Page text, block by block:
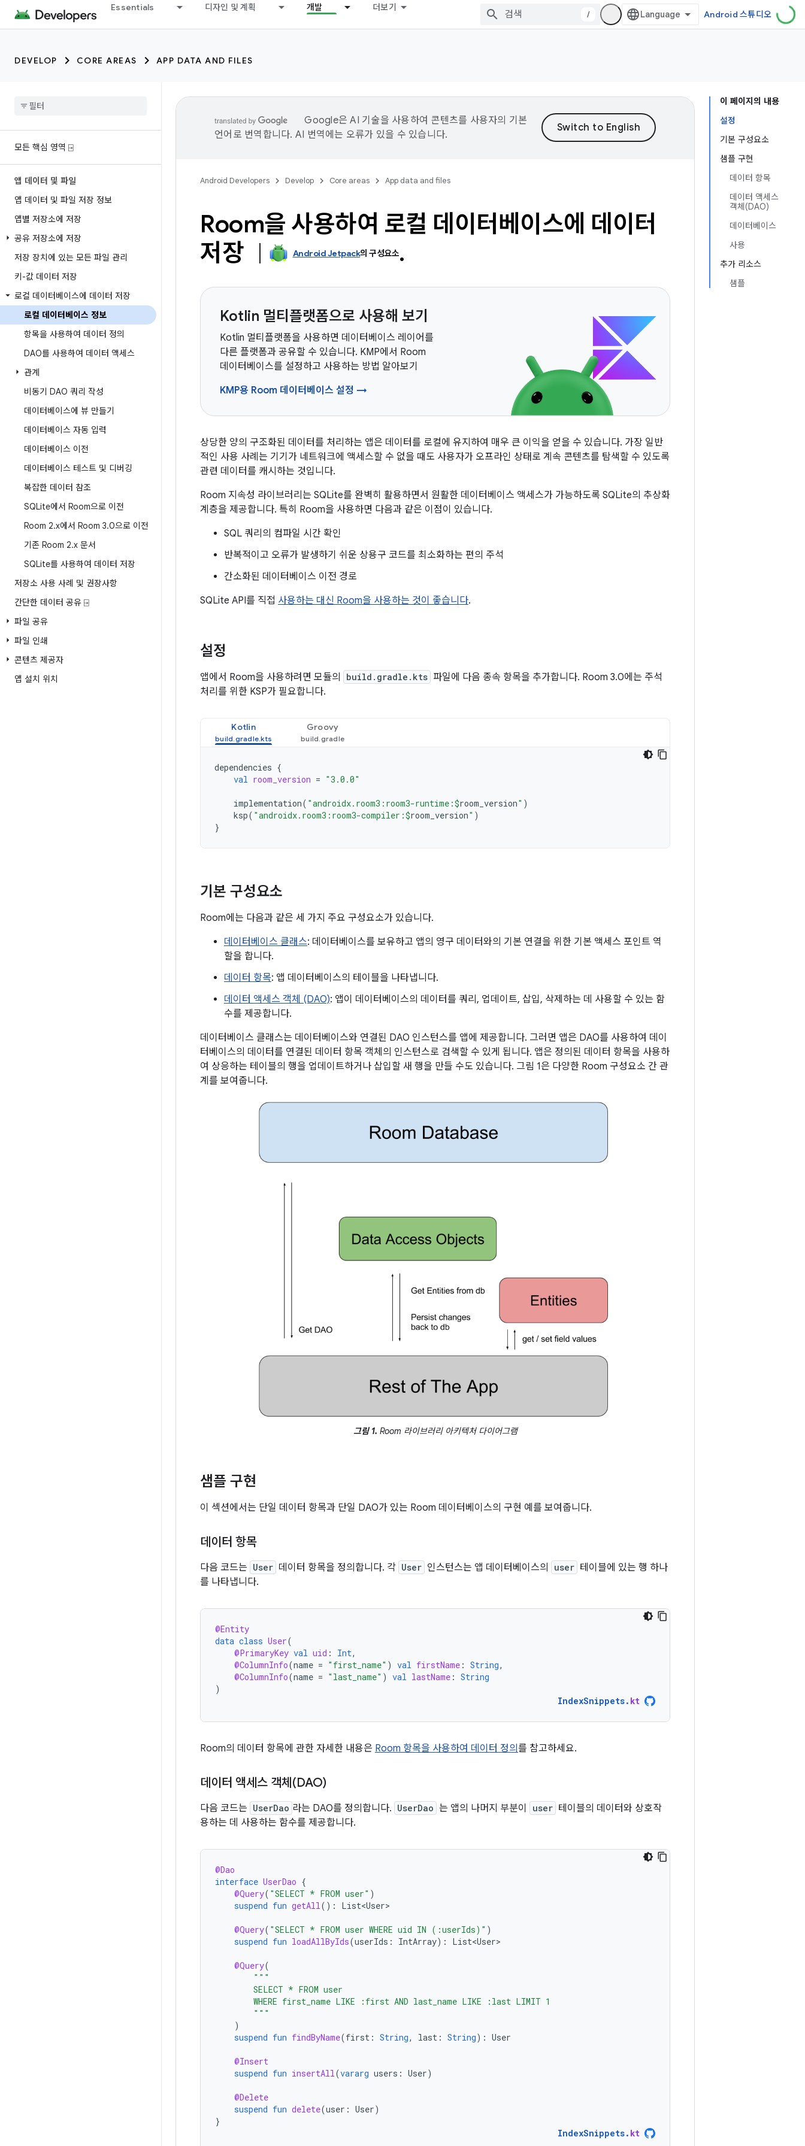
Essentials 디자인 및 계획 개발 더보기
/ Android 스튜디오
DEVELOP CORE AREAS APP DATA AND FILES
모든 핵심 영역 ⍈
앱 데이터 및 파일
앱 데이터 및 파일 저장 정보
앱별 저장소에 저장
공유 저장소에 저장
저장 장치에 있는 모든 파일 관리
키-값 데이터 저장
로컬 데이터베이스에 데이터 저장
로컬 데이터베이스 정보
항목을 사용하여 데이터 정의
DAO를 사용하여 데이터 액세스
관계
비동기 DAO 쿼리 작성
데이터베이스에 뷰 만들기
데이터베이스 자동 입력
데이터베이스 이전
데이터베이스 테스트 및 디버깅
복잡한 데이터 참조
SQLite에서 Room으로 이전
Room 2.x에서 Room 3.0으로 이전
기존 Room 2.x 문서
SQLite를 사용하여 데이터 저장
저장소 사용 사례 및 권장사항
간단한 데이터 공유 ⍈
파일 공유
파일 인쇄
콘텐츠 제공자
앱 설치 위치
이 페이지의 내용
설정
기본 구성요소
샘플 구현
데이터 항목
데이터 액세스
객체(DAO)
데이터베이스
사용
추가 리소스
샘플
Google은 AI 기술을 사용하여 콘텐츠를 사용자의 기본
언어로 번역합니다. AI 번역에는 오류가 있을 수 있습니다.
Android Developers Develop Core areas App data and files
Room을 사용하여 로컬 데이터베이스에 데이터
저장
Android Jetpack의 구성요소.
Kotlin 멀티플랫폼으로 사용해 보기
Kotlin 멀티플랫폼을 사용하면 데이터베이스 레이어를
다른 플랫폼과 공유할 수 있습니다. KMP에서 Room
데이터베이스를 설정하고 사용하는 방법 알아보기
KMP용 Room 데이터베이스 설정 →
상당한 양의 구조화된 데이터를 처리하는 앱은 데이터를 로컬에 유지하여 매우 큰 이익을 얻을 수 있습니다. 가장 일반
적인 사용 사례는 기기가 네트워크에 액세스할 수 없을 때도 사용자가 오프라인 상태로 계속 콘텐츠를 탐색할 수 있도록
관련 데이터를 캐시하는 것입니다.
Room 지속성 라이브러리는 SQLite를 완벽히 활용하면서 원활한 데이터베이스 액세스가 가능하도록 SQLite의 추상화
계층을 제공합니다. 특히 Room을 사용하면 다음과 같은 이점이 있습니다.
SQL 쿼리의 컴파일 시간 확인
반복적이고 오류가 발생하기 쉬운 상용구 코드를 최소화하는 편의 주석
간소화된 데이터베이스 이전 경로
SQLite API를 직접 사용하는 대신 Room을 사용하는 것이 좋습니다.
설정
앱에서 Room을 사용하려면 모듈의 build.gradle.kts 파일에 다음 종속 항목을 추가합니다. Room 3.0에는 주석
처리를 위한 KSP가 필요합니다.
Kotlin Groovy
dependencies {
val room_version = "3.0.0"
implementation( "androidx.room3:room3-runtime:$room_version" )
ksp( "androidx.room3:room3-compiler:$room_version" )
}
기본 구성요소
Room에는 다음과 같은 세 가지 주요 구성요소가 있습니다.
데이터베이스 클래스: 데이터베이스를 보유하고 앱의 영구 데이터와의 기본 연결을 위한 기본 액세스 포인트 역
할을 합니다.
데이터 항목: 앱 데이터베이스의 테이블을 나타냅니다.
데이터 액세스 객체 (DAO): 앱이 데이터베이스의 데이터를 쿼리, 업데이트, 삽입, 삭제하는 데 사용할 수 있는 함
수를 제공합니다.
데이터베이스 클래스는 데이터베이스와 연결된 DAO 인스턴스를 앱에 제공합니다. 그러면 앱은 DAO를 사용하여 데이
터베이스의 데이터를 연결된 데이터 항목 객체의 인스턴스로 검색할 수 있게 됩니다. 앱은 정의된 데이터 항목을 사용하
여 상응하는 테이블의 행을 업데이트하거나 삽입할 새 행을 만들 수도 있습니다. 그림 1은 다양한 Room 구성요소 간 관
계를 보여줍니다.
그림 1. Room 라이브러리 아키텍처 다이어그램
샘플 구현
이 섹션에서는 단일 데이터 항목과 단일 DAO가 있는 Room 데이터베이스의 구현 예를 보여줍니다.
데이터 항목
다음 코드는 User 데이터 항목을 정의합니다. 각 User 인스턴스는 앱 데이터베이스의 user 테이블에 있는 행 하나
를 나타냅니다.
@Entity
data class User(
@PrimaryKey val uid : Int,
@ColumnInfo(name = "first_name" ) val firstName : String,
@ColumnInfo(name = "last_name" ) val lastName : String
)
IndexSnippets. kt
Room의 데이터 항목에 관한 자세한 내용은 Room 항목을 사용하여 데이터 정의 를 참고하세요.
데이터 액세스 객체(DAO)
다음 코드는 UserDao 라는 DAO를 정의합니다. UserDao 는 앱의 나머지 부분이 user 테이블의 데이터와 상호작
용하는 데 사용하는 함수를 제공합니다.
@Dao
interface UserDao {
@Query( "SELECT * FROM user" )
suspend fun getAll(): List<User>
@Query( "SELECT * FROM user WHERE uid IN (:userIds)" )
suspend fun loadAllByIds(userIds : IntArray): List<User>
@Query(
"""
        SELECT * FROM user
        WHERE first_name LIKE :first AND last_name LIKE :last LIMIT 1
        """
)
suspend fun findByName(first : String, last : String): User
@Insert
suspend fun insertAll(vararg users : User)
@Delete
suspend fun delete(user : User)
}
IndexSnippets. kt